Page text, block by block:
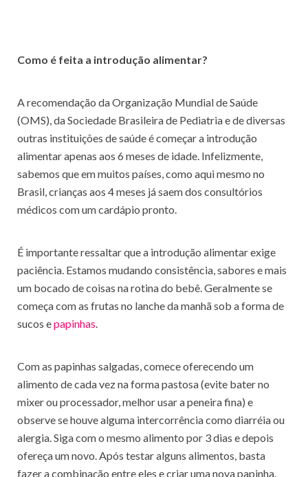
Como é feita a introdução alimentar?
A recomendação da Organização Mundial de Saúde
(OMS), da Sociedade Brasileira de Pediatria e de diversas
outras instituições de saúde é começar a introdução
alimentar apenas aos 6 meses de idade. Infelizmente,
sabemos que em muitos países, como aqui mesmo no
Brasil, crianças aos 4 meses já saem dos consultórios
médicos com um cardápio pronto.
É importante ressaltar que a introdução alimentar exige
paciência. Estamos mudando consistência, sabores e mais
um bocado de coisas na rotina do bebê. Geralmente se
começa com as frutas no lanche da manhã sob a forma de
sucos epapinhas.
Com as papinhas salgadas, comece oferecendo um
alimento de cada vez na forma pastosa (evite bater no
mixer ou processador, melhor usar a peneira fina) e
observe se houve alguma intercorrência como diarréia ou
alergia. Siga com o mesmo alimento por 3 dias e depois
ofereça um novo. Após testar alguns alimentos, basta
fazer a combinação entre eles e criar uma nova papinha.